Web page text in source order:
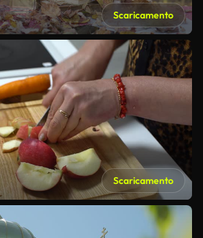
Scaricamento
Scaricamento